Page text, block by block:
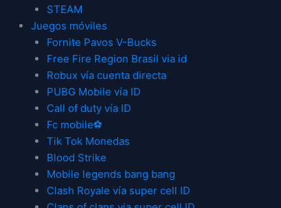
STEAM
Juegos móviles
Fornite Pavos V-Bucks
Free Fire Region Brasil via id
Robux vía cuenta directa
PUBG Mobile vía ID
Call of duty vía ID
Fc mobile⚽
Tik Tok Monedas
Blood Strike
Mobile legends bang bang
Clash Royale vía super cell ID